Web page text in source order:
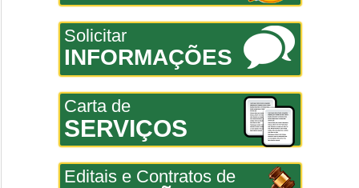
Solicitar
INFORMAÇÕES
Carta de
SERVIÇOS
Editais e Contratos de